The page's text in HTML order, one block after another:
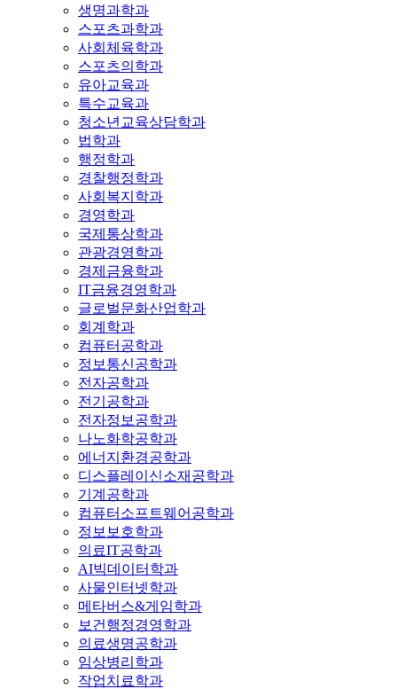
생명과학과
스포츠과학과
사회체육학과
스포츠의학과
유아교육과
특수교육과
청소년교육상담학과
법학과
행정학과
경찰행정학과
사회복지학과
경영학과
국제통상학과
관광경영학과
경제금융학과
IT금융경영학과
글로벌문화산업학과
회계학과
컴퓨터공학과
정보통신공학과
전자공학과
전기공학과
전자정보공학과
나노화학공학과
에너지환경공학과
디스플레이신소재공학과
기계공학과
컴퓨터소프트웨어공학과
정보보호학과
의료IT공학과
AI빅데이터학과
사물인터넷학과
메타버스&게임학과
보건행정경영학과
의료생명공학과
임상병리학과
작업치료학과